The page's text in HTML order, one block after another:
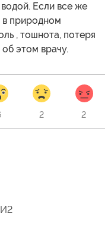
Если все же
в природном
, тошнота, потеря
этом врачу.
2 2